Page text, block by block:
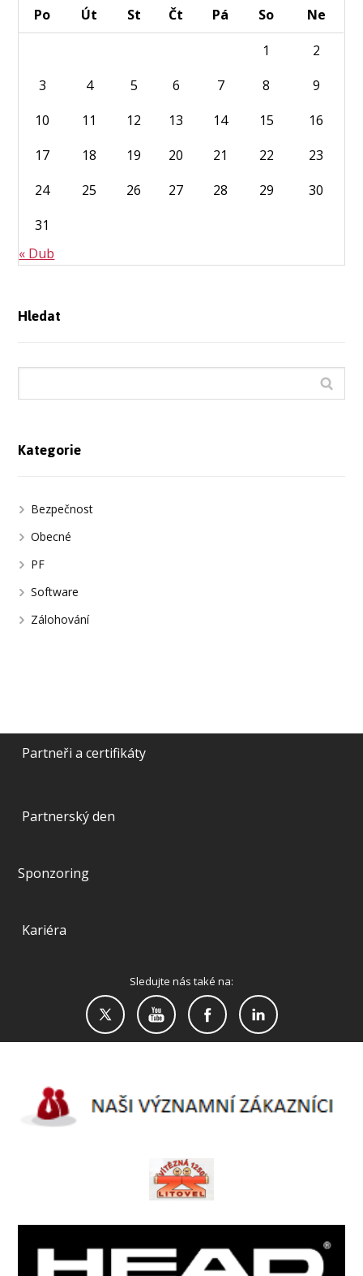
Po Út St Čt Pá So
Ne
1
2
3
4 5 6 7 8
9
10
11 12 13 14 15
16
17
18 19 20 21 22
23
24
25 26 27 28 29
30
31
« Dub
Hledat
Kategorie
Bezpečnost
Obecné
PF
Software
Zálohování
Partneři a certifikáty
Partnerský den
Sponzoring
Kariéra
Sledujte nás také na: